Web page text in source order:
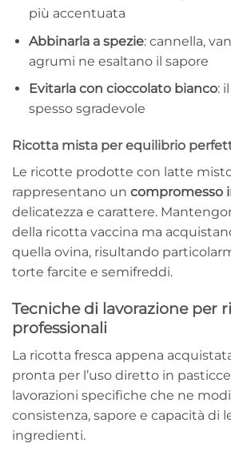
più accentuata
Abbinarla a spezie: cannella,
agrumi ne esaltano il sapore
Evitarla con cioccolato bianco:
spesso sgradevole
Ricotta mista per equilibrio
Le ricotte prodotte con latte
rappresentano un compromesso
delicatezza e carattere.
della ricotta vaccina ma
quella ovina, risultando
torte farcite e semifreddi.
Tecniche di lavorazione per
professionali
La ricotta fresca appena
pronta per l’uso diretto in
lavorazioni specifiche che ne
consistenza, sapore e capacità di
ingredienti.